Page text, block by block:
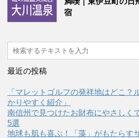
宿
最近の投稿
「マレットゴルフの発祥地はどこ？
かりやすく紹介」
南信州で見つけたお財布にやさしく
5選
地球も肌も喜ぶ！「藻」がもたらす